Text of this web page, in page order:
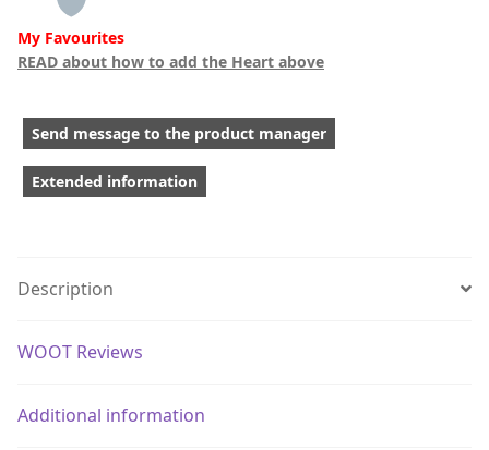
My Favourites
READ about how to add the Heart above
Send message to the product manager
Extended information
Description
WOOT Reviews
Additional information